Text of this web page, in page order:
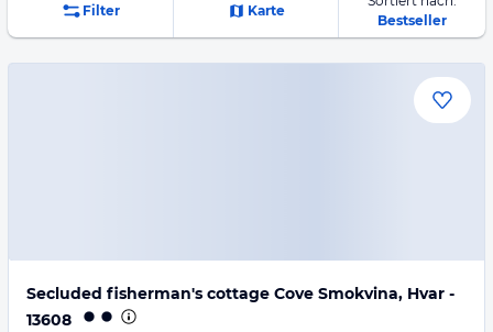
Filter Karte
Bestseller
Secluded fisherman's cottage Cove Smokvina, Hvar -
13608